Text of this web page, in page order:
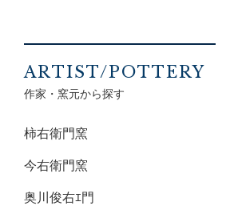
ARTIST/POTTERY
作家・窯元から探す
柿右衛門窯
今右衛門窯
奥川俊右ｴ門